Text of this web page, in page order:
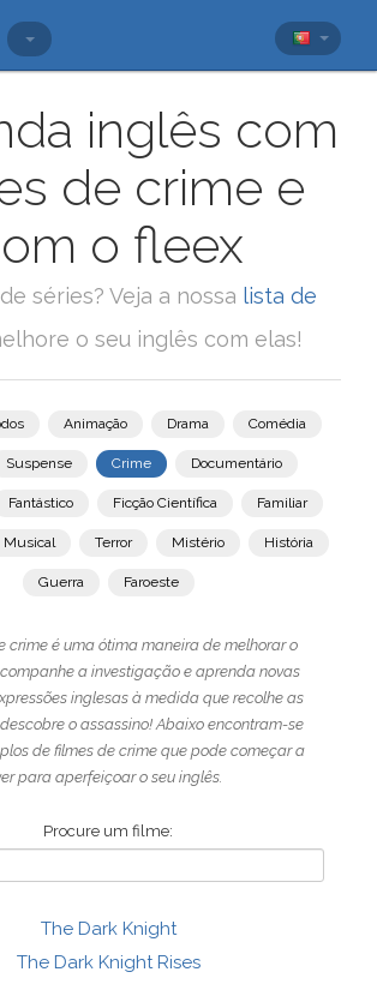
inglês com
de crime e
o fleex
séries? Veja a nossa lista de
o seu inglês com elas!
Animação Drama Comédia
Suspense Crime Documentário
Fantástico Ficção Científica Familiar
Musical Terror Mistério História
Guerra Faroeste
crime é uma ótima maneira de melhorar o
a investigação e aprenda novas
inglesas à medida que recolhe as
o assassino! Abaixo encontram-se
de filmes de crime que pode começar a
para aperfeiçoar o seu inglês.
Procure um filme:
The Dark Knight
The Dark Knight Rises